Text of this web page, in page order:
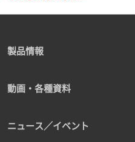
製品情報
動画・各種資料
ニュース／イベント